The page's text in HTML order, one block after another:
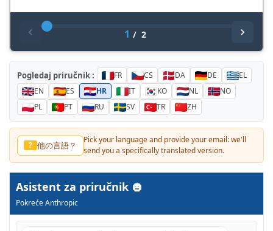
1 / 2
Pogledaj priručnik : FR CS DA DE
EL
EN
ES HR IT KO NL
NO
PL
PT RU SV TR ZH
? لغة أخرى؟
Pick your language and provide your email: we'll
send you a specifically translated version.
Asistent za priručnik
Pokreće Anthropic